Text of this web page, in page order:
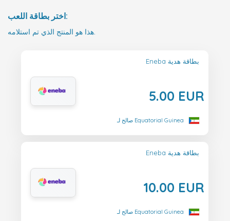
اختر بطاقة اللعب:
هذا هو المنتج الذي تم استلامه.
Eneba بطاقة هدية
5.00 EUR
صالح لـ Equatorial Guinea
Eneba بطاقة هدية
10.00 EUR
صالح لـ Equatorial Guinea